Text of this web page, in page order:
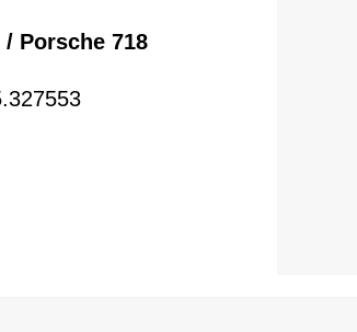
Porsche 718